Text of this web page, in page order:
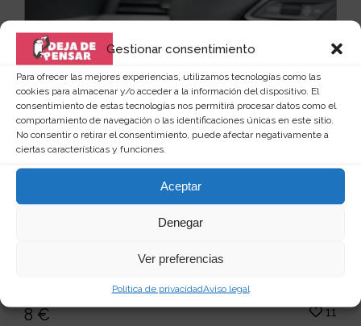
Gestionar consentimiento
Para ofrecer las mejores experiencias, utilizamos tecnologías como las
cookies para almacenar y/o acceder a la información del dispositivo. El
consentimiento de estas tecnologías nos permitirá procesar datos como el
comportamiento de navegación o las identificaciones únicas en este sitio.
No consentir o retirar el consentimiento, puede afectar negativamente a
ciertas características y funciones.
Aceptar
Denegar
Ver preferencias
Política de privacidadAviso legal
Encendedor pistola con cargador de
Imagina un encendedor con un toque audaz y
rebelde: la forma de una pistola. Este ingenioso
Leer más
8 € 11